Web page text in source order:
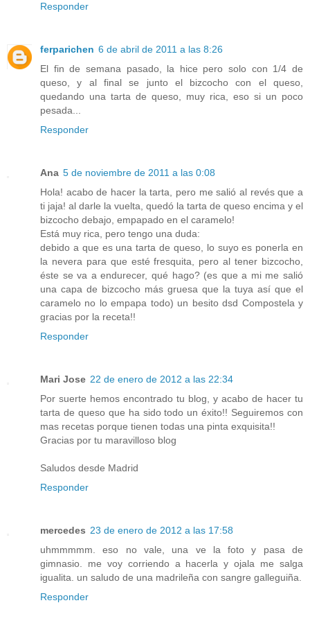
Responder
ferparichen 6 de abril de 2011 a las 8:26
El fin de semana pasado, la hice pero solo con 1/4 de
queso, y al final se junto el bizcocho con el queso,
quedando una tarta de queso, muy rica, eso si un poco
pesada...
Responder
Ana 5 de noviembre de 2011 a las 0:08
Hola! acabo de hacer la tarta, pero me salió al revés que a
ti jaja! al darle la vuelta, quedó la tarta de queso encima y el
bizcocho debajo, empapado en el caramelo!
Está muy rica, pero tengo una duda:
debido a que es una tarta de queso, lo suyo es ponerla en
la nevera para que esté fresquita, pero al tener bizcocho,
éste se va a endurecer, qué hago? (es que a mi me salió
una capa de bizcocho más gruesa que la tuya así que el
caramelo no lo empapa todo) un besito dsd Compostela y
gracias por la receta!!
Responder
Mari Jose 22 de enero de 2012 a las 22:34
Por suerte hemos encontrado tu blog, y acabo de hacer tu
tarta de queso que ha sido todo un éxito!! Seguiremos con
mas recetas porque tienen todas una pinta exquisita!!
Gracias por tu maravilloso blog
Saludos desde Madrid
Responder
mercedes 23 de enero de 2012 a las 17:58
uhmmmmm. eso no vale, una ve la foto y pasa de
gimnasio. me voy corriendo a hacerla y ojala me salga
igualita. un saludo de una madrileña con sangre galleguiña.
Responder